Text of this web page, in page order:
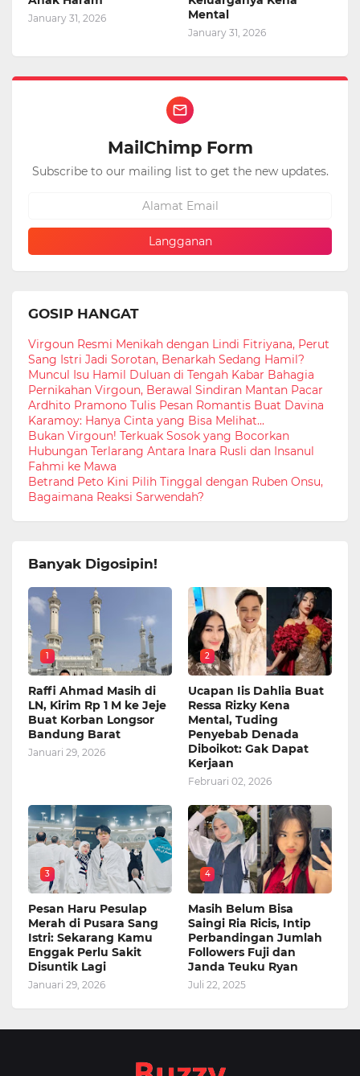
January 31, 2026
Mental
January 31, 2026
MailChimp Form
Subscribe to our mailing list to get the new updates.
GOSIP HANGAT
Virgoun Resmi Menikah dengan Lindi Fitriyana, Perut
Sang Istri Jadi Sorotan, Benarkah Sedang Hamil?
Muncul Isu Hamil Duluan di Tengah Kabar Bahagia
Pernikahan Virgoun, Berawal Sindiran Mantan Pacar
Ardhito Pramono Tulis Pesan Romantis Buat Davina
Karamoy: Hanya Cinta yang Bisa Melihat...
Bukan Virgoun! Terkuak Sosok yang Bocorkan
Hubungan Terlarang Antara Inara Rusli dan Insanul
Fahmi ke Mawa
Betrand Peto Kini Pilih Tinggal dengan Ruben Onsu,
Bagaimana Reaksi Sarwendah?
Banyak Digosipin!
1
Raffi Ahmad Masih di
LN, Kirim Rp 1 M ke Jeje
Buat Korban Longsor
Bandung Barat
Januari 29, 2026
2
Ucapan Iis Dahlia Buat
Ressa Rizky Kena
Mental, Tuding
Penyebab Denada
Diboikot: Gak Dapat
Kerjaan
Februari 02, 2026
3
Pesan Haru Pesulap
Merah di Pusara Sang
Istri: Sekarang Kamu
Enggak Perlu Sakit
Disuntik Lagi
Januari 29, 2026
4
Masih Belum Bisa
Saingi Ria Ricis, Intip
Perbandingan Jumlah
Followers Fuji dan
Janda Teuku Ryan
Juli 22, 2025